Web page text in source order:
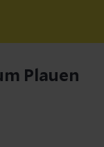
Plauen